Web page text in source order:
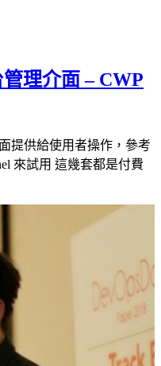
理介面 – CWP
提供給使用者操作，參考
來試用 這幾套都是付費